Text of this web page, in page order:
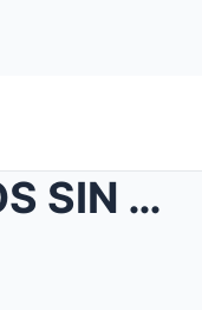
Esposa Rompe...